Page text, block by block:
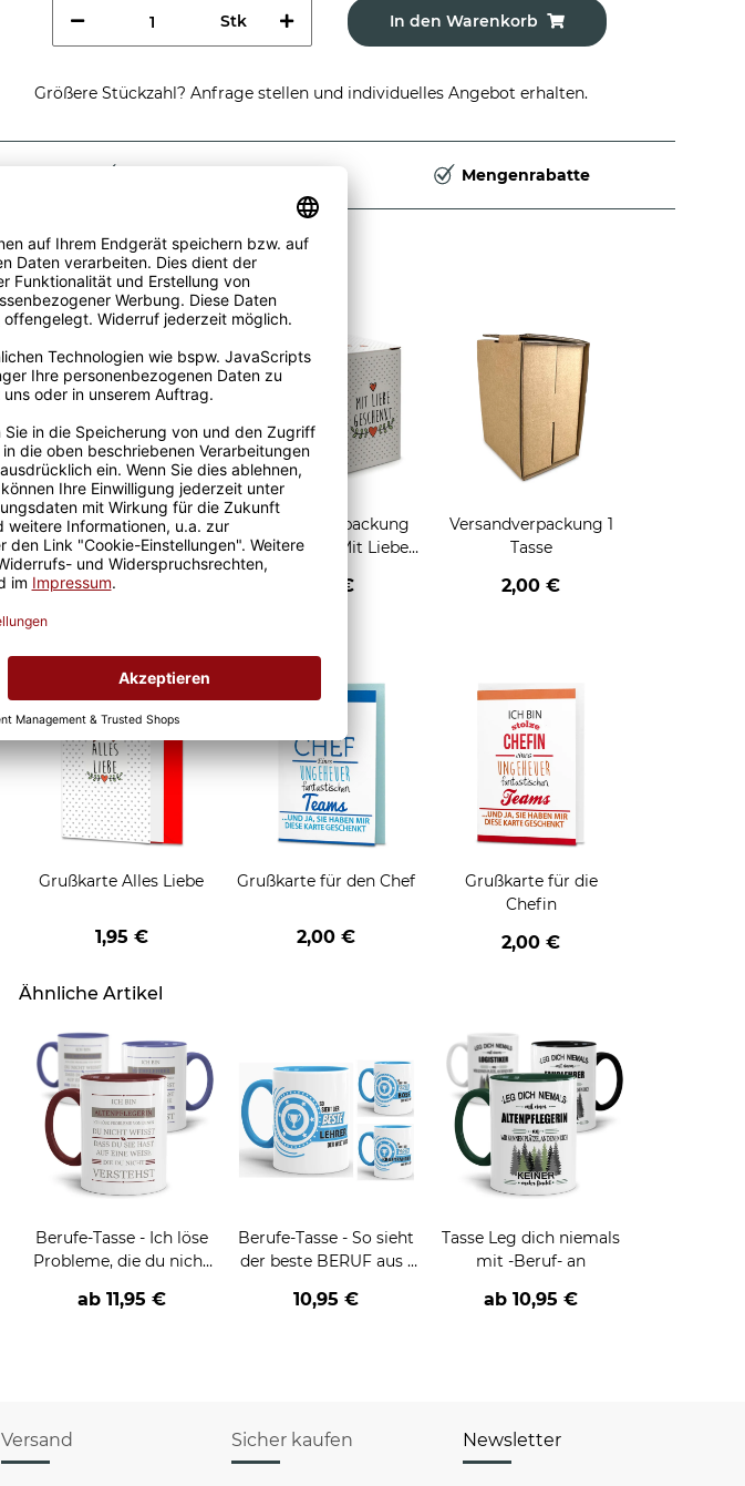
Stk In den Warenkorb
Größere Stückzahl? Anfrage stellen und individuelles Angebot erhalten.
Mengenrabatte
Passende Verpackungen
Geschenkverpackung 1
Tasse mit Fenster
2,50 €
Geschenkverpackung
für Tassen - Mit Liebe
2,95 €
Versandverpackung 1
Tasse
2,00 €
Grußkarten zum Verschenken
Grußkarte Alles Liebe
1,95 €
Grußkarte für den Chef
2,00 €
Grußkarte für die
Chefin
2,00 €
Ähnliche Artikel
Berufe-Tasse - Ich löse
Probleme, die du nicht
verschiedene Berufe
ab 11,95 €
Berufe-Tasse - So sieht
der beste BERUF aus -
Männer - Hellblau
10,95 €
Tasse Leg dich niemals
mit -Beruf- an
ab10,95 €
Versand Sicher kaufen Newsletter